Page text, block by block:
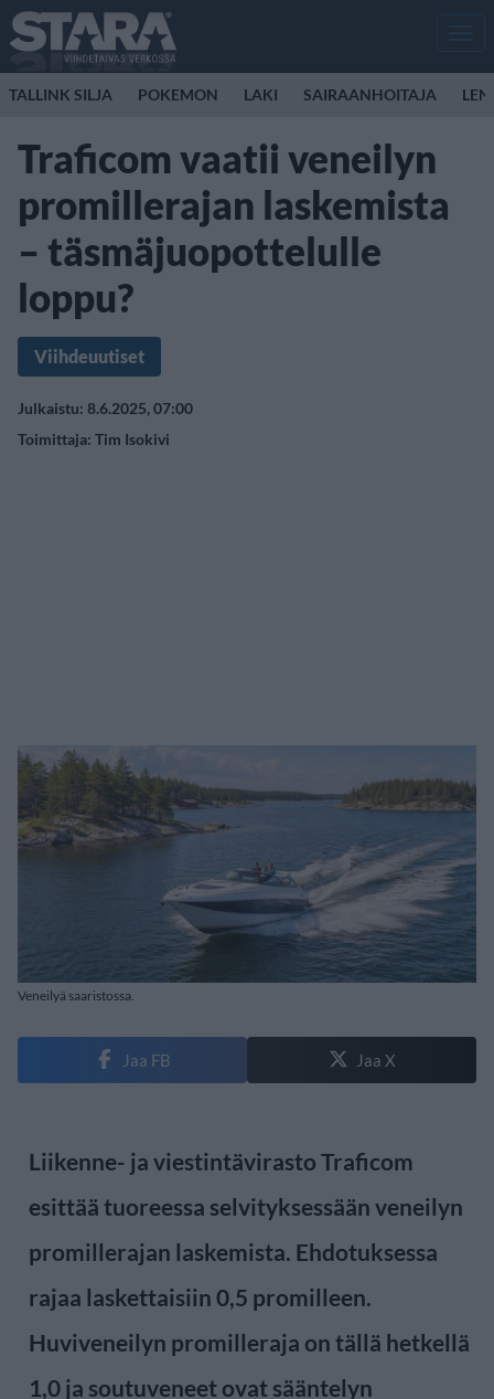
TALLINK SILJA POKEMON LAKI SAIRAANHOITAJA
Traficom vaatii veneilyn
promillerajan laskemista
– täsmäjuopottelulle
loppu?
Viihdeuutiset
Julkaistu: 8.6.2025, 07:00
Toimittaja: Tim Isokivi
Veneilyä saaristossa.
Jaa FB Jaa X
Liikenne- ja viestintävirasto Traficom
esittää tuoreessa selvityksessään veneilyn
promillerajan laskemista. Ehdotuksessa
rajaa laskettaisiin 0,5 promilleen.
Huviveneilyn promilleraja on tällä hetkellä
1,0 ja soutuveneet ovat sääntelyn